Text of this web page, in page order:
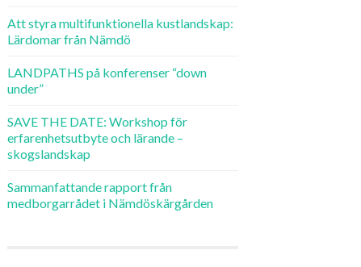
Att styra multifunktionella kustlandskap:
Lärdomar från Nämdö
LANDPATHS på konferenser “down
under”
SAVE THE DATE: Workshop för
erfarenhetsutbyte och lärande –
skogslandskap
Sammanfattande rapport från
medborgarrådet i Nämdöskärgården